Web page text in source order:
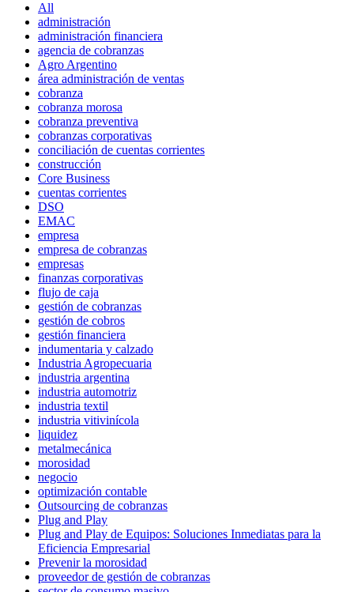
All
administración
administración financiera
agencia de cobranzas
Agro Argentino
área administración de ventas
cobranza
cobranza morosa
cobranza preventiva
cobranzas corporativas
conciliación de cuentas corrientes
construcción
Core Business
cuentas corrientes
DSO
EMAC
empresa
empresa de cobranzas
empresas
finanzas corporativas
flujo de caja
gestión de cobranzas
gestión de cobros
gestión financiera
indumentaria y calzado
Industria Agropecuaria
industria argentina
industria automotriz
industria textil
industria vitivinícola
liquidez
metalmecánica
morosidad
negocio
optimización contable
Outsourcing de cobranzas
Plug and Play
Plug and Play de Equipos: Soluciones Inmediatas para la
Eficiencia Empresarial
Prevenir la morosidad
proveedor de gestión de cobranzas